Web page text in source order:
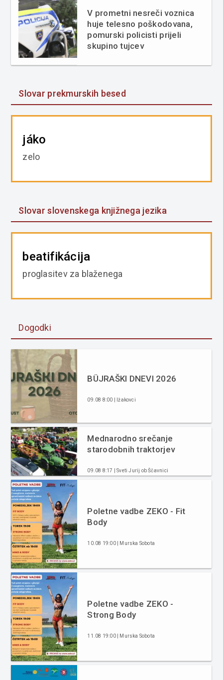
V prometni nesreči voznica
huje telesno poškodovana,
pomurski policisti prijeli
skupino tujcev
Slovar prekmurskih besed
jáko
zelo
Slovar slovenskega knjižnega jezika
beatifikácija
proglasitev za blaženega
Dogodki
BÜJRAŠKI DNEVI 2026
09.08 8:00 | Ižakovci
Mednarodno srečanje
starodobnih traktorjev
09.08 8:17 | Sveti Jurij ob Ščavnici
Poletne vadbe ZEKO - Fit
Body
10.08 19:00 | Murska Sobota
Poletne vadbe ZEKO -
Strong Body
11.08 19:00 | Murska Sobota